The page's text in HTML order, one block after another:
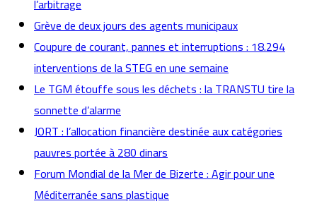
l’arbitrage
Grève de deux jours des agents municipaux
Coupure de courant, pannes et interruptions : 18.294
interventions de la STEG en une semaine
Le TGM étouffe sous les déchets : la TRANSTU tire la
sonnette d’alarme
JORT : l’allocation financière destinée aux catégories
pauvres portée à 280 dinars
Forum Mondial de la Mer de Bizerte : Agir pour une
Méditerranée sans plastique